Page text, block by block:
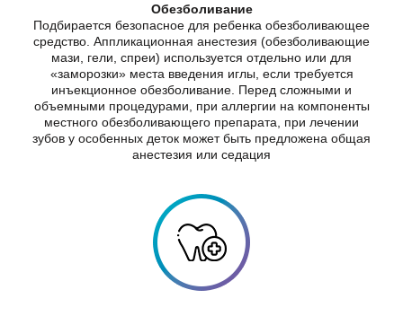
Обезболивание
Подбирается безопасное для ребенка обезболивающее
средство. Аппликационная анестезия (обезболивающие
мази, гели, спреи) используется отдельно или для
«заморозки» места введения иглы, если требуется
инъекционное обезболивание. Перед сложными и
объемными процедурами, при аллергии на компоненты
местного обезболивающего препарата, при лечении
зубов у особенных деток может быть предложена общая
анестезия или седация